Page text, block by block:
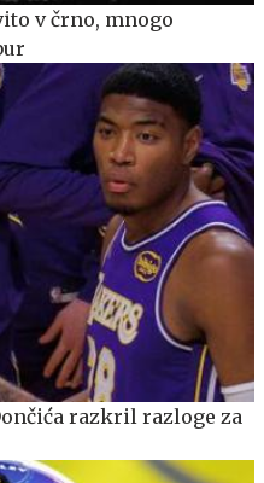
v črno, mnogo
razkril razloge za